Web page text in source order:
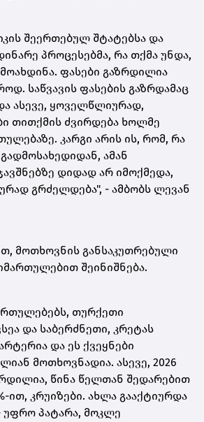
შეერთებულ შტატებსა და
პროცესებმა, რა თქმა უნდა,
ფასები გაზრდილია
საწვავის ფასების გაზრდამაც
ასევე, ყოველწლიურად,
თითქმის ძვირდება ხოლმე
კარგი არის ის, რომ, რა
ამან
დიდად არ იმოქმედა,
გრძელდება", - ამბობს ლევან
მოთხოვნის განსაკუთრებული
შეინიშნება.
თურქეთი
და საბერძნეთი, კრეტას
და ეს ქვეყნები
მოთხოვნადია. ასევე, 2026
წინა წელთან შედარებით
ით, კრუიზები. ახლა გააქტიურდა
უფრო პატარა, მოკლე